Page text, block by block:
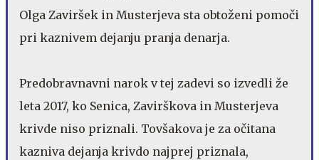
Olga Zaviršek in Musterjeva sta obtoženi pomoči
pri kaznivem dejanju pranja denarja.
Predobravnavni narok v tej zadevi so izvedli že
leta 2017, ko Senica, Zavirškova in Musterjeva
krivde niso priznali. Tovšakova je za očitana
kazniva dejanja krivdo najprej priznala,